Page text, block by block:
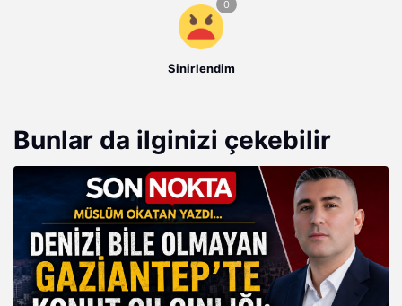
Sinirlendim
Bunlar da ilginizi çekebilir